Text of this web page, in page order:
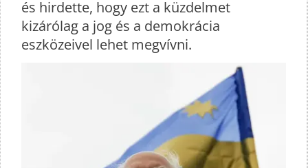
és hirdette, hogy ezt a küzdelmet
kizárólag a jog és a demokrácia
eszközeivel lehet megvívni.